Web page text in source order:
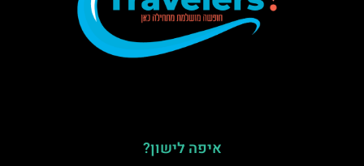
איפה לישון?